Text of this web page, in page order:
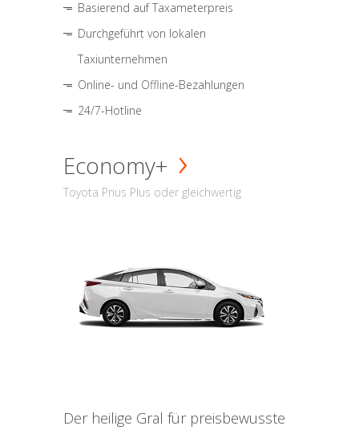
Basierend auf Taxameterpreis
Durchgeführt von lokalen
Taxiunternehmen
Online- und Offline-Bezahlungen
24/7-Hotline
Economy+
Toyota Prius Plus oder gleichwertig
Der heilige Gral für preisbewusste